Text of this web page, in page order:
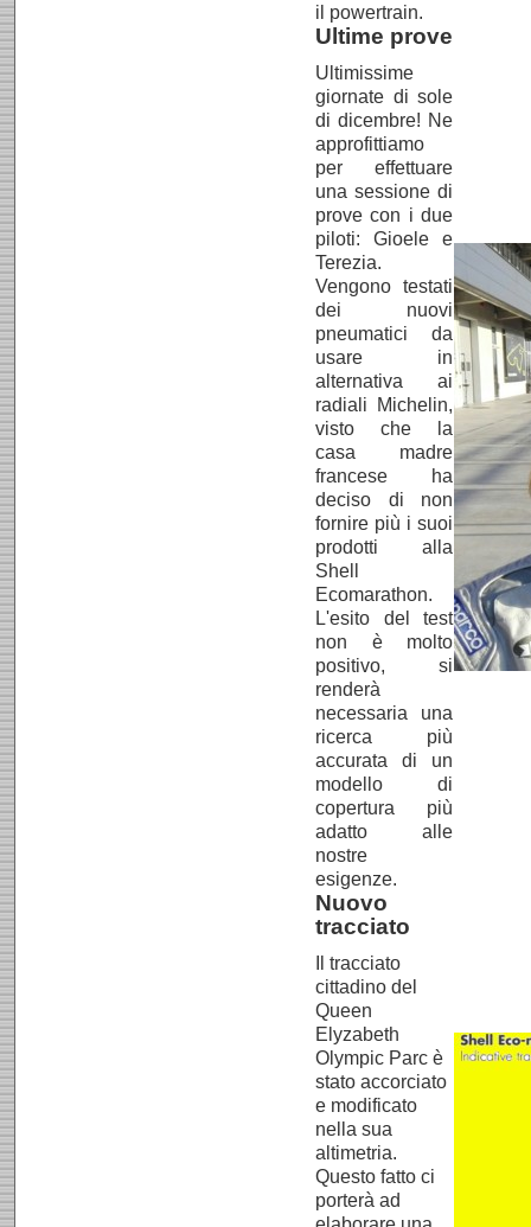
il powertrain.
Ultime prove
Ultimissime
giornate di sole
di dicembre! Ne
approfittiamo
per effettuare
una sessione di
prove con i due
piloti: Gioele e
Terezia.
Vengono testati
dei nuovi
pneumatici da
usare in
alternativa ai
radiali Michelin,
visto che la
casa madre
francese ha
deciso di non
fornire più i suoi
prodotti alla
Shell
Ecomarathon.
L'esito del test
non è molto
positivo, si
renderà
necessaria una
ricerca più
accurata di un
modello di
copertura più
adatto alle
nostre
esigenze.
Nuovo
tracciato
Il tracciato
cittadino del
Queen
Elyzabeth
Olympic Parc è
stato accorciato
e modificato
nella sua
altimetria.
Questo fatto ci
porterà ad